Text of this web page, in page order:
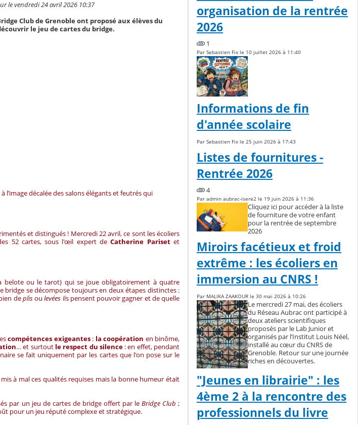
le vendredi 24 avril 2026 10:37
Club de Grenoble ont proposé aux élèves du
le jeu de cartes du bridge.
décalée des salons élégants et feutrés qui
et distingués ! Mercredi 22 avril, ce sont les écoliers
52 cartes, sous l'œil expert deCatherine Parisetet
belote ou le tarot) qui se joue obligatoirement à quatre
bridge se décompose toujours en deux étapes distinctes :
deplisoulevées ils pensent pouvoir gagner et de quelle
compétences exigeantes: la coopération en binôme,
… et surtout le respect du silence: en effet, pendant
se fait uniquement par les cartes que l'on pose sur le
à mal ces qualités requises mais la bonne humeur était
par un jeu de cartes de bridge offert par leBridge Club ;
pour un jeu réputé complexe et stratégique.
organisation de la rentrée
2026
1
Par Sebastien Fix le 10 juillet 2026 à 11:40
Informations de fin
d'année scolaire
Par Sebastien Fix le 25 juin 2026 à 17:43
Listes de fournitures -
Rentrée 2026
4
Par admin aubrac-isere2 le 19 juin 2026 à 11:36
Cliquez ici pour accéder à la liste
de fourniture de votre enfant
pour la rentrée de septembre
2026
Miroirs facétieux et froid
extrême : les écoliers en
immersion au CNRS !
Par MALIKA ZAAKOUR le 30 mai 2026 à 10:26
Le mercredi 27 mai, des écoliers
du Réseau Aubrac ont participé à
deux ateliers scientifiques
proposés par le Lab Junior et
organisés par l’Institut Louis Néel,
installé au cœur du CNRS de
Grenoble. Retour sur une journée
riches en découvertes.
"Jeunes en librairie" : les
4ème 2 à la rencontre des
professionnels du livre